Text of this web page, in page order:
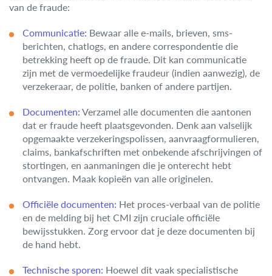
van de fraude:
Communicatie: Bewaar alle e-mails, brieven, sms-
berichten, chatlogs, en andere correspondentie die
betrekking heeft op de fraude. Dit kan communicatie
zijn met de vermoedelijke fraudeur (indien aanwezig), de
verzekeraar, de politie, banken of andere partijen.
Documenten: Verzamel alle documenten die aantonen
dat er fraude heeft plaatsgevonden. Denk aan valselijk
opgemaakte verzekeringspolissen, aanvraagformulieren,
claims, bankafschriften met onbekende afschrijvingen of
stortingen, en aanmaningen die je onterecht hebt
ontvangen. Maak kopieën van alle originelen.
Officiële documenten: Het proces-verbaal van de politie
en de melding bij het CMI zijn cruciale officiële
bewijsstukken. Zorg ervoor dat je deze documenten bij
de hand hebt.
Technische sporen: Hoewel dit vaak specialistische